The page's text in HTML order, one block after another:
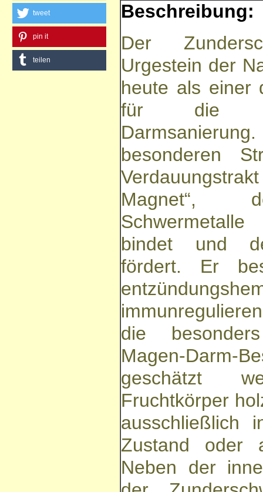
tweet
pin it
teilen
Beschreibung:
Der
Urgestein der
heute als einer
für die
besonderen
Magnet“,
bindet und
fördert. Er
die
Magen-Darm-
geschätzt
Fruchtkörper
ausschließlich
Zustand oder
Neben der